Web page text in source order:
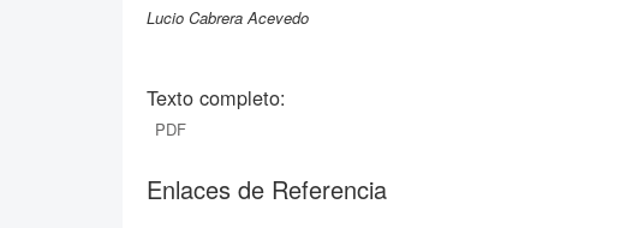
Lucio Cabrera Acevedo
Texto completo:
PDF
Enlaces de Referencia